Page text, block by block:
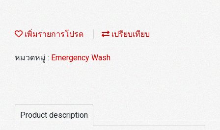
เพิ่มรายการโปรด เปรียบเทียบ
หมวดหมู่ : Emergency Wash
Product description